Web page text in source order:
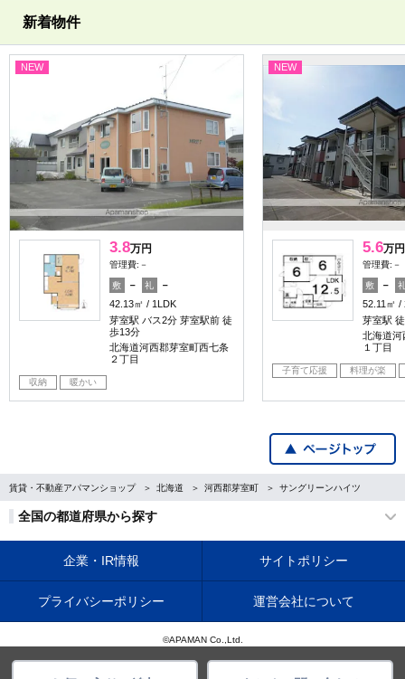
新着物件
NEW
3.8万円
管理費:－
敷 － 礼
－
42.13㎡
1LDK
芽室駅 バス2分 芽室駅前 徒
歩13分
北海道河西郡芽室町西七条
２丁目
収納 暖かい
NEW
5.6万円
管理費:－
敷 －
52.11㎡
芽室駅
北海道河
１丁目
子育て応援 料理が楽
賃貸・不動産アパマンショップ 北海道 河西郡芽室町 サングリーンハイツ
全国の都道府県から探す
企業・IR情報 サイトポリシー
プライバシーポリシー 運営会社について
©APAMAN Co.,Ltd.